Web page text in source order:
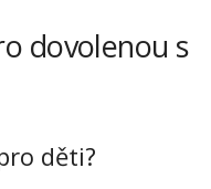
dovolenou s
děti?